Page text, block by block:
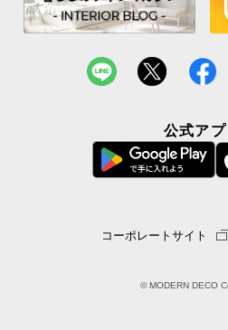
公式アプ
コーポレートサイト
© MODERN DECO